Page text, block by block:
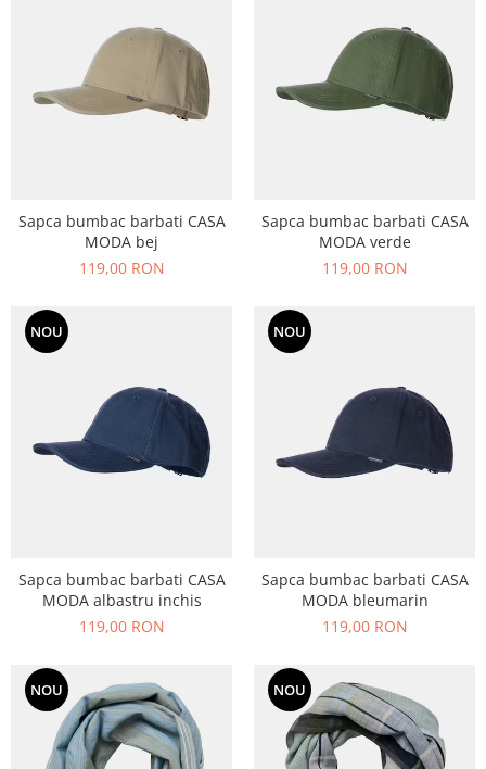
camasi dupa lungimea manecii
camasi maneca lunga
camasi maneca scurta
accesorii outdoor
LEVI'S
MAMMUT
BURLINGTON
FISCHER
Sapca bumbac barbati CASA
MODA bej
119,00 RON
Sapca bumbac barbati CASA
MODA verde
119,00 RON
NOU
Sapca bumbac barbati CASA
MODA albastru inchis
119,00 RON
NOU
Sapca bumbac barbati CASA
MODA bleumarin
119,00 RON
NOU NOU